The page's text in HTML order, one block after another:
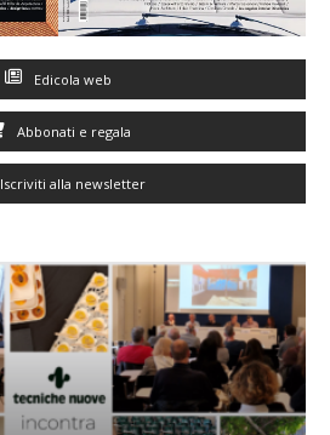
Edicola web
Abbonati e regala
Iscriviti alla newsletter